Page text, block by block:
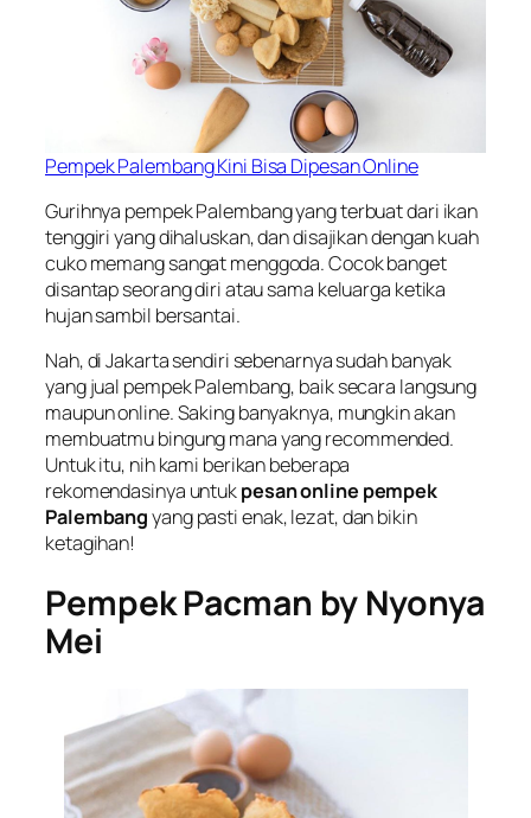
Pempek Palembang Kini Bisa Dipesan Online
Gurihnya pempek Palembang yang terbuat dari ikan
tenggiri yang dihaluskan, dan disajikan dengan kuah
cuko memang sangat menggoda. Cocok banget
disantap seorang diri atau sama keluarga ketika
hujan sambil bersantai.
Nah, di Jakarta sendiri sebenarnya sudah banyak
yang jual pempek Palembang, baik secara langsung
maupun online. Saking banyaknya, mungkin akan
membuatmu bingung mana yangrecommended.
Untuk itu, nih kami berikan beberapa
rekomendasinya untukpesan online pempek
Palembangyang pasti enak, lezat, dan bikin
ketagihan!
Pempek Pacman by Nyonya
Mei